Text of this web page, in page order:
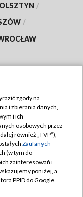
OLSZTYN /
/
zgody na
i zbierania danych,
i ich
osobowych przez
również „TVP”),
Zaufanych
(w tym do
zainteresowań i
poniżej, a
PPID do Google.